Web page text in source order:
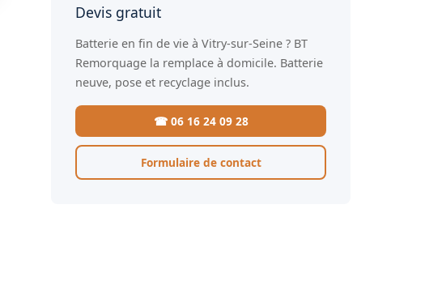
Devis gratuit
Batterie en fin de vie à Vitry-sur-Seine ? BT
Remorquage la remplace à domicile. Batterie
neuve, pose et recyclage inclus.
☎ 06 16 24 09 28
Formulaire de contact